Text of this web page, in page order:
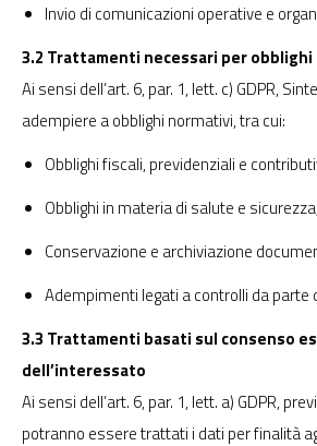
Invio di comunicazioni operative e
3.2 Trattamenti necessari per obblighi
Ai sensi dell’art. 6, par. 1, lett. c) GDPR,
adempiere a obblighi normativi, tra cui:
Obblighi fiscali, previdenziali e
Obblighi in materia di salute e sicurezza;
Conservazione e archiviazione
Adempimenti legati a controlli da parte
3.3 Trattamenti basati sul consenso
dell’interessato
Ai sensi dell’art. 6, par. 1, lett. a) GDPR,
potranno essere trattati i dati per finalità